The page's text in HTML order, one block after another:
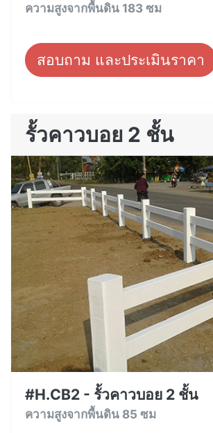
ความสูงจากพื้นดิน 183 ซม
สอบถาม และประเมินราคา
รั้วคาวบอย 2 ชั้น
#H.CB2 - รั้วคาวบอย 2 ชั้น
ความสูงจากพื้นดิน 85 ซม